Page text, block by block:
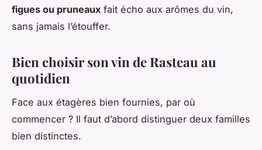
figues ou pruneaux fait écho aux arômes du vin,
sans jamais l’étouffer.
Bien choisir son vin de Rasteau au
quotidien
Face aux étagères bien fournies, par où
commencer ? Il faut d’abord distinguer deux familles
bien distinctes.